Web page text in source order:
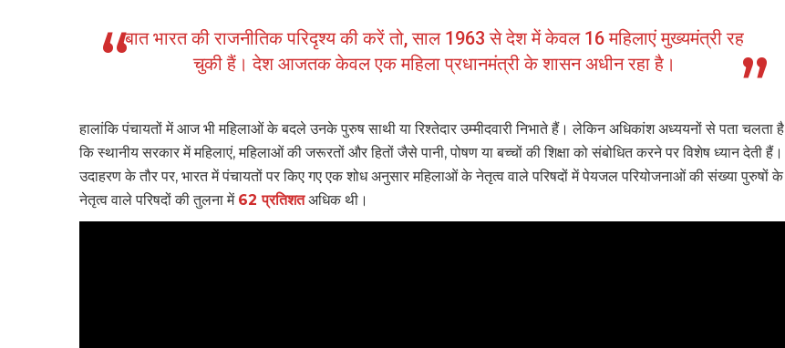
बात भारत की राजनीतिक परिदृश्य की करें तो, साल 1963 से देश में केवल 16 महिलाएं मुख्यमंत्री रह
चुकी हैं। देश आजतक केवल एक महिला प्रधानमंत्री के शासन अधीन रहा है।
हालांकि पंचायतों में आज भी महिलाओं के बदले उनके पुरुष साथी या रिश्तेदार उम्मीदवारी निभाते हैं। लेकिन अधिकांश अध्ययनों से पता चलता है
कि स्थानीय सरकार में महिलाएं, महिलाओं की जरूरतों और हितों जैसे पानी, पोषण या बच्चों की शिक्षा को संबोधित करने पर विशेष ध्यान देती हैं।
उदाहरण के तौर पर, भारत में पंचायतों पर किए गए एक शोध अनुसार महिलाओं के नेतृत्व वाले परिषदों में पेयजल परियोजनाओं की संख्या पुरुषों के
नेतृत्व वाले परिषदों की तुलना में 62 प्रतिशतअधिक थी।